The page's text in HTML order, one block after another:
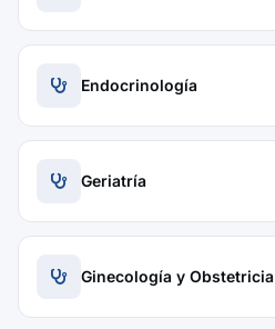
Endocrinología
Geriatría
Ginecología y Obstetricia